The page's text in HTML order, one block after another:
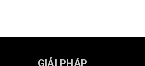
GIẢI PHÁP